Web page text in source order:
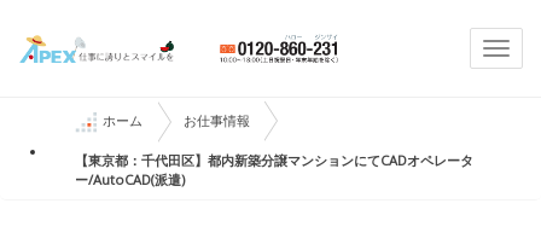
ホーム お仕事情報
【東京都：千代田区】都内新築分譲マンションにてCADオペレータ
ー/AutoCAD(派遣)